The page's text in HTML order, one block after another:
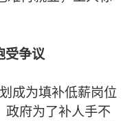
受争议
成为填补低薪岗位
政府为了补人手不